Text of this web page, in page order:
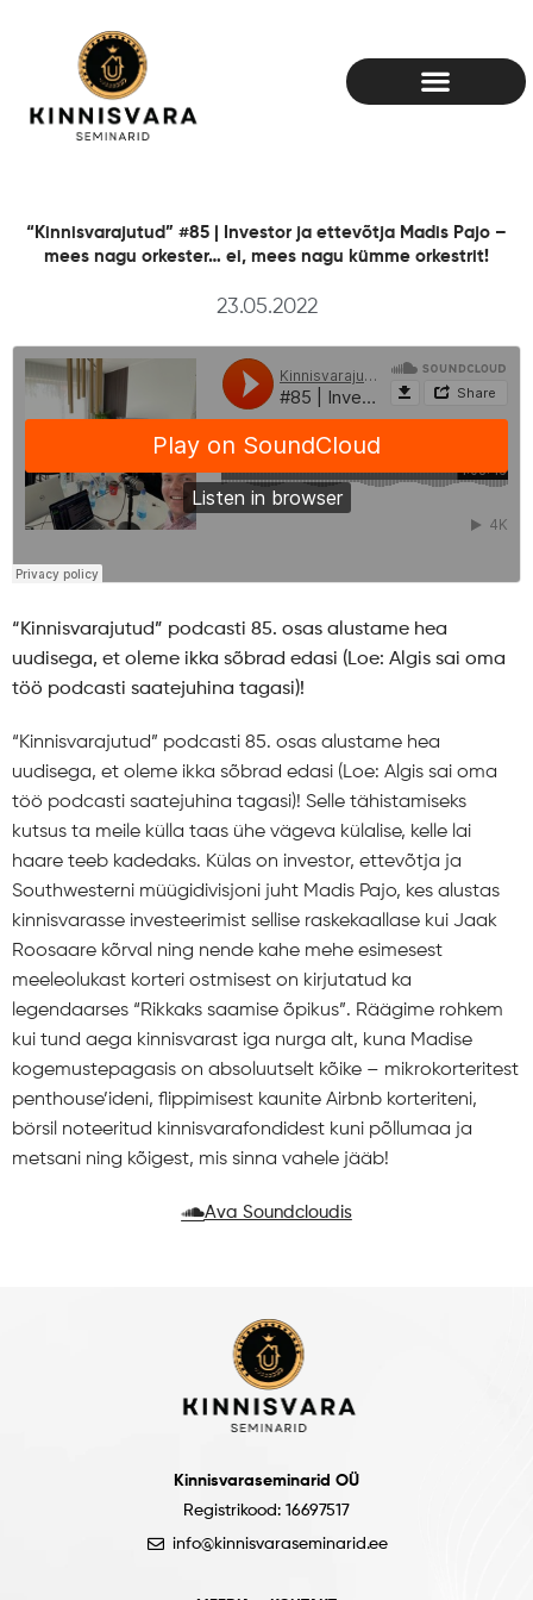
“Kinnisvarajutud” #85 | Investor ja ettevõtja Madis Pajo –
mees nagu orkester… ei, mees nagu kümme orkestrit!
23.05.2022
“Kinnisvarajutud” podcasti 85. osas alustame hea
uudisega, et oleme ikka sõbrad edasi (Loe: Algis sai oma
töö podcasti saatejuhina tagasi)!
“Kinnisvarajutud” podcasti 85. osas alustame hea
uudisega, et oleme ikka sõbrad edasi (Loe: Algis sai oma
töö podcasti saatejuhina tagasi)! Selle tähistamiseks
kutsus ta meile külla taas ühe vägeva külalise, kelle lai
haare teeb kadedaks. Külas on investor, ettevõtja ja
Southwesterni müügidivisjoni juht Madis Pajo, kes alustas
kinnisvarasse investeerimist sellise raskekaallase kui Jaak
Roosaare kõrval ning nende kahe mehe esimesest
meeleolukast korteri ostmisest on kirjutatud ka
legendaarses “Rikkaks saamise õpikus”. Räägime rohkem
kui tund aega kinnisvarast iga nurga alt, kuna Madise
kogemustepagasis on absoluutselt kõike – mikrokorteritest
penthouse’ideni, flippimisest kaunite Airbnb korteriteni,
börsil noteeritud kinnisvarafondidest kuni põllumaa ja
metsani ning kõigest, mis sinna vahele jääb!
Ava Soundcloudis
Kinnisvaraseminarid OÜ
Registrikood: 16697517
info@kinnisvaraseminarid.ee